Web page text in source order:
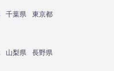
千葉県
東京都
山梨県
長野県